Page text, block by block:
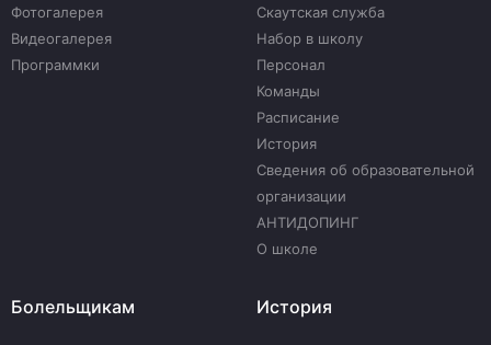
Фотогалерея
Видеогалерея
Программки
Скаутская служба
Набор в школу
Персонал
Команды
Расписание
История
Сведения об образовательной
организации
АНТИДОПИНГ
О школе
Болельщикам История